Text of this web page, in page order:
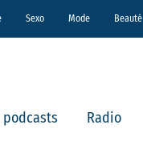
Sexo Mode Beauté
podcasts Radio